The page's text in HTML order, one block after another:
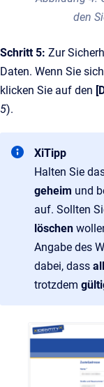
den
Schritt 5: Zur
Daten. Wenn Sie
klicken Sie auf den
5).
XiTipp
Halten Sie
geheim und
auf. Sollten
löschen
Angabe des
dabei, dass
trotzdem